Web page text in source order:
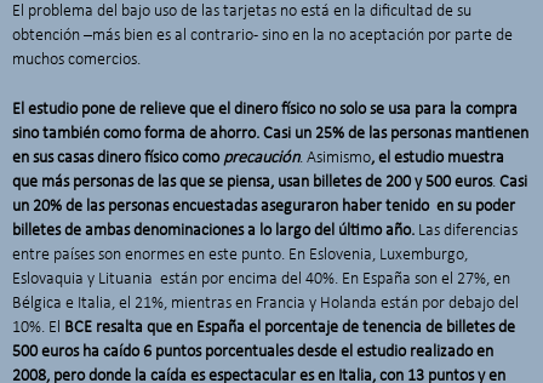
El problema del bajo uso de las tarjetas no está en la dificultad de su
obtención –más bien es al contrario- sino en la no aceptación por parte de
muchos comercios.
El estudio pone de relieve que el dinero físico no solo se usa para la compra
sino también como forma de ahorro. Casi un 25% de las personas mantienen
en sus casas dinero físico como precaución. Asimismo, el estudio muestra
que más personas de las que se piensa, usan billetes de 200 y 500 euros. Casi
un 20% de las personas encuestadas aseguraron haber tenido en su poder
billetes de ambas denominaciones a lo largo del último año. Las diferencias
entre países son enormes en este punto. En Eslovenia, Luxemburgo,
Eslovaquia y Lituania están por encima del 40%. En España son el 27%, en
Bélgica e Italia, el 21%, mientras en Francia y Holanda están por debajo del
10%. El BCE resalta que en España el porcentaje de tenencia de billetes de
500 euros ha caído 6 puntos porcentuales desde el estudio realizado en
2008, pero donde la caída es espectacular es en Italia, con 13 puntos y en